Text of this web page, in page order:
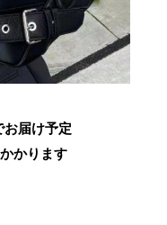
お届け予定
かります